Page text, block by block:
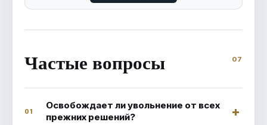
Частые вопросы
01
Освобождает ли увольнение от всех
прежних решений?